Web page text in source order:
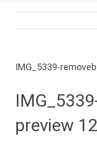
IMG_5339-
preview